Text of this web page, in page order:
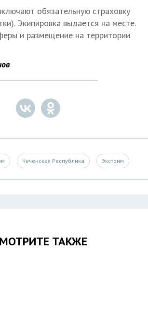
обязательную страховку
Экипировка выдается на месте.
и размещение на территории
Чеченская Республика Экстрим
ТАКЖЕ